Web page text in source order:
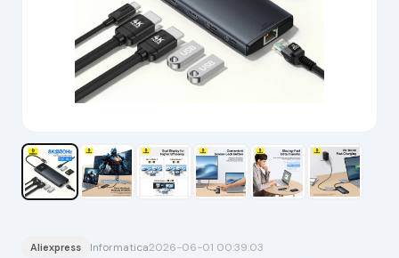
Aliexpress Informatica2026-06-01 00:39:03